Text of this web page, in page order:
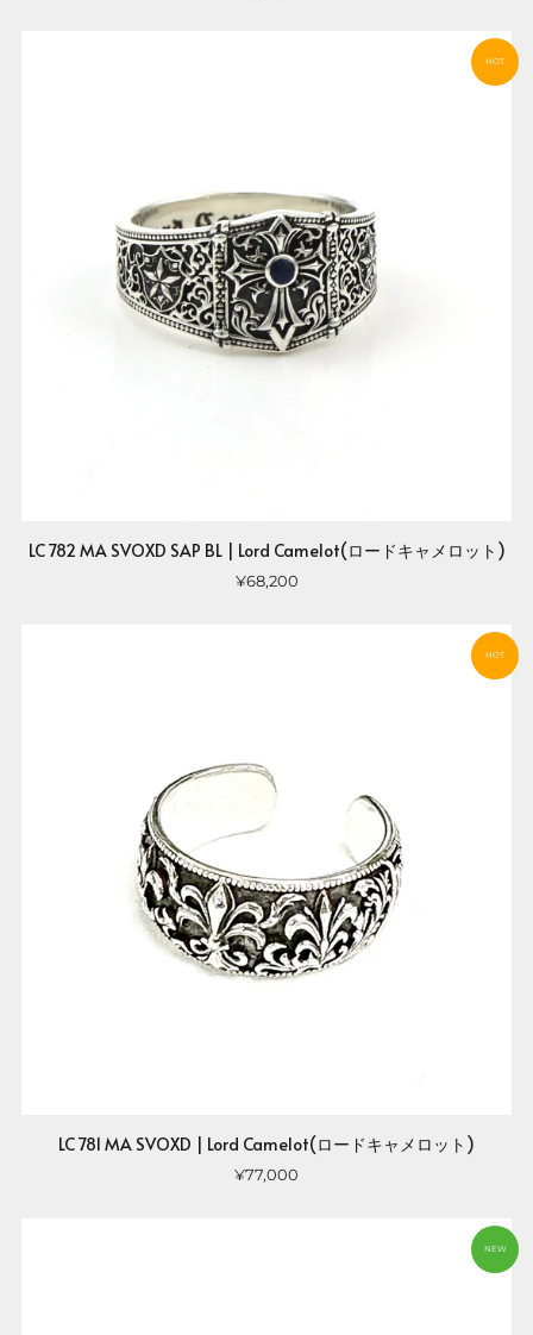
HOT
LC 782 MA SVOXD SAP BL | Lord Camelot(ロードキャメロット)
¥68,200
HOT
LC 781 MA SVOXD | Lord Camelot(ロードキャメロット)
¥77,000
NEW